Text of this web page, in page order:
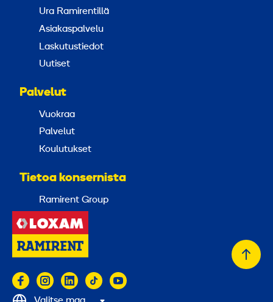
Ura Ramirentillä
Asiakaspalvelu
Laskutustiedot
Uutiset
Palvelut
Vuokraa
Palvelut
Koulutukset
Tietoa konsernista
Ramirent Group